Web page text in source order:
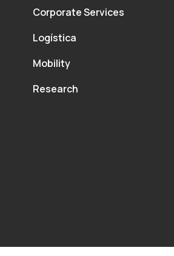
Corporate Services
Logística
Mobility
Research